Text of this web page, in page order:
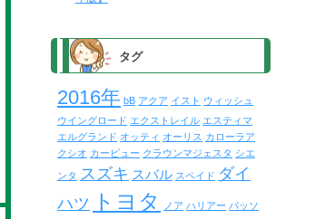
タグ
2016年 bB アクア イスト ウィッシュ
ウイングロード エクストレイル エスティマ
エルグランド オッティ オーリス カローラア
クシオ カービュー クラウンマジェスタ シエ
ンタ スズキ スバル スペイド ダイ
ハツ
トヨタ ノア ハリアー パッソ